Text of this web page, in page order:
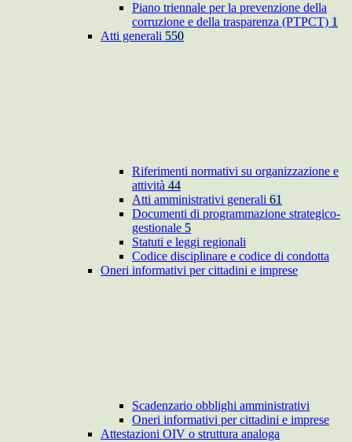
Piano triennale per la prevenzione della
corruzione e della trasparenza (PTPCT) 1
Atti generali 550
Riferimenti normativi su organizzazione e
attività 44
Atti amministrativi generali 61
Documenti di programmazione strategico-
gestionale 5
Statuti e leggi regionali
Codice disciplinare e codice di condotta
Oneri informativi per cittadini e imprese
Scadenzario obblighi amministrativi
Oneri informativi per cittadini e imprese
Attestazioni OIV o struttura analoga